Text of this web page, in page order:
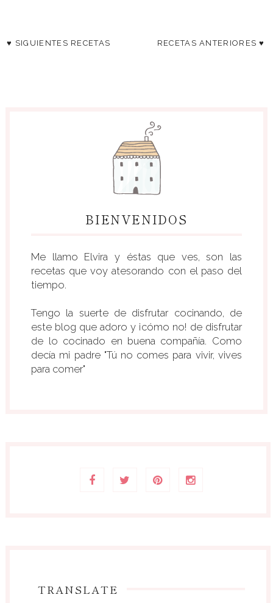
♥ SIGUIENTES RECETAS RECETAS ANTERIORES ♥
BIENVENIDOS
Me llamo Elvira y éstas que ves, son las
recetas que voy atesorando con el paso del
tiempo.
Tengo la suerte de disfrutar cocinando, de
este blog que adoro y ¡cómo no! de disfrutar
de lo cocinado en buena compañía. Como
decía mi padre "Tú no comes para vivir, vives
para comer"
TRANSLATE